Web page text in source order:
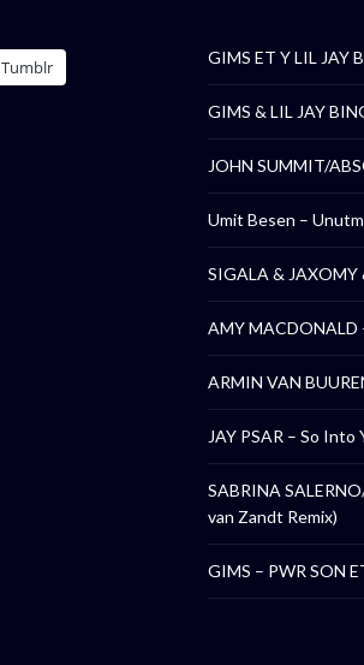
Tumblr GIMS ET Y LIL JAY
GIMS & LIL JAY
JOHN SUMMIT/
Umit Besen –
SIGALA &
AMY MACDONALD
ARMIN VAN
JAY PSAR – So Into
SABRINA
van Zandt Remix)
GIMS – PWR SON